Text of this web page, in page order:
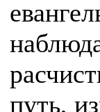
путь,